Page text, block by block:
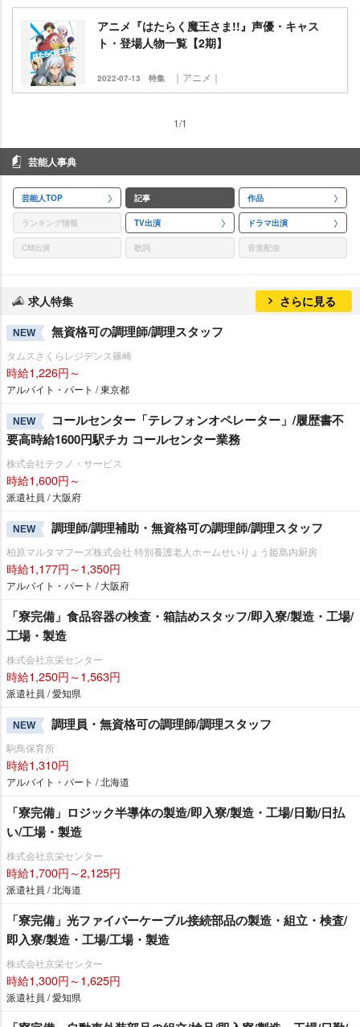
アニメ『はたらく魔王さま!!』声優・キャス
ト・登場人物一覧【2期】
2022-07-13 特集 ｜アニメ｜
1/1
芸能人事典
芸能人TOP 記事 作品
ランキング情報 TV出演 ドラマ出演
CM出演 歌詞 音楽配信
求人特集 さらに見る
NEW 無資格可の調理師/調理スタッフ
タムスさくらレジデンス篠崎
時給1,226円～
アルバイト・パート / 東京都
NEW
コールセンター「テレフォンオペレーター」/履歴書不
要高時給1600円駅チカ コールセンター業務
株式会社テクノ・サービス
時給1,600円～
派遣社員 / 大阪府
NEW 調理師/調理補助・無資格可の調理師/調理スタッフ
柏原マルタマフーズ株式会社 特別養護老人ホームせいりょう姫島内厨房
時給1,177円～1,350円
アルバイト・パート / 大阪府
「寮完備」食品容器の検査・箱詰めスタッフ/即入寮/製造・工場/
工場・製造
株式会社京栄センター
時給1,250円～1,563円
派遣社員 / 愛知県
NEW 調理員・無資格可の調理師/調理スタッフ
駒鳥保育所
時給1,310円
アルバイト・パート / 北海道
「寮完備」ロジック半導体の製造/即入寮/製造・工場/日勤/日払
い/工場・製造
株式会社京栄センター
時給1,700円～2,125円
派遣社員 / 北海道
「寮完備」光ファイバーケーブル接続部品の製造・組立・検査/
即入寮/製造・工場/工場・製造
株式会社京栄センター
時給1,300円～1,625円
派遣社員 / 愛知県